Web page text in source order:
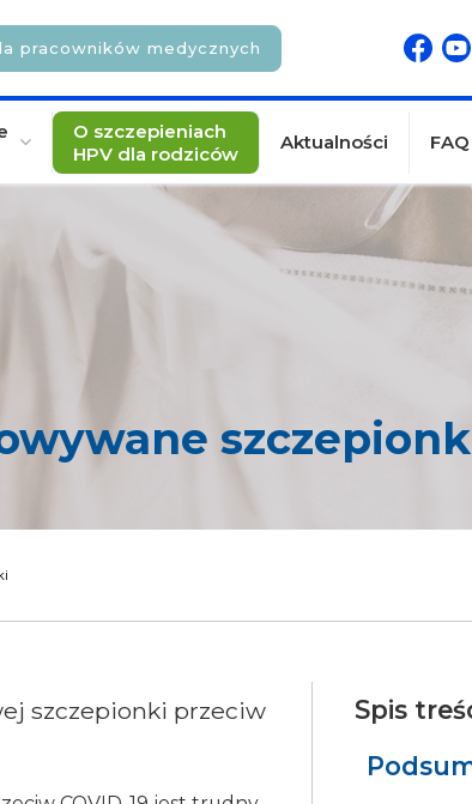
pracowników medycznych
O szczepieniach
HPV dla rodziców
Aktualności FAQ
Spis
szczepionki przeciw